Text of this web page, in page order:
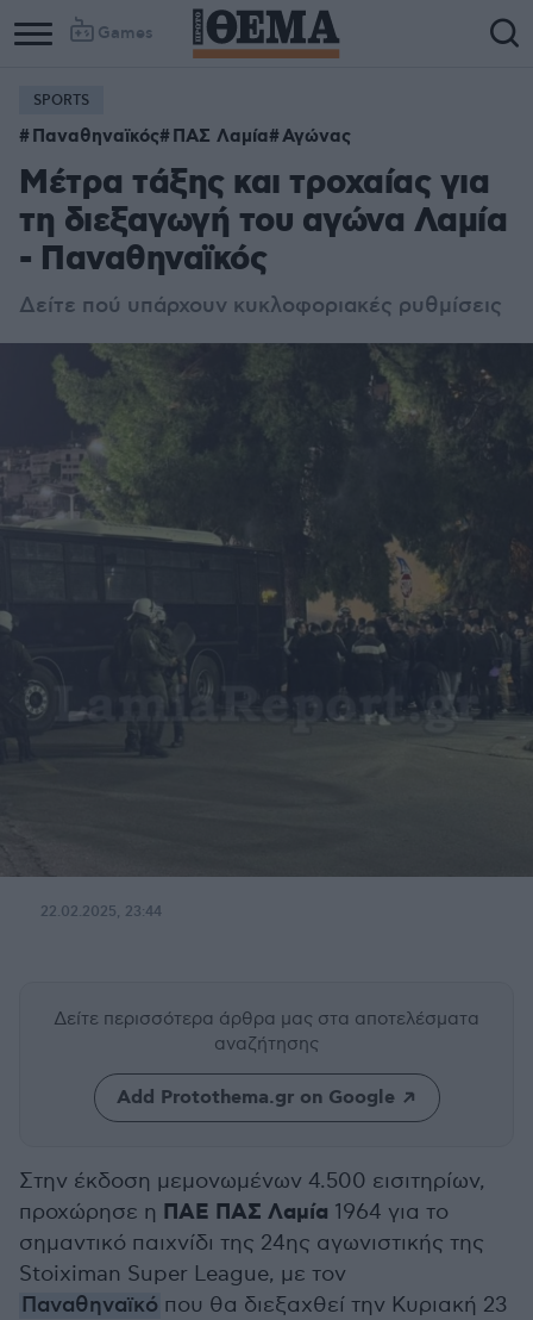
Games
SPORTS
Παναθηναϊκός ΠΑΣ Λαμία Αγώνας
Μέτρα τάξης και τροχαίας για
τη διεξαγωγή του αγώνα Λαμία
- Παναθηναϊκός
Δείτε πού υπάρχουν κυκλοφοριακές ρυθμίσεις
22.02.2025, 23:44
Δείτε περισσότερα άρθρα μας στα αποτελέσματα
αναζήτησης
Add Protothema.gr on Google
Στην έκδοση μεμονωμένων 4.500 εισιτηρίων,
προχώρησε η ΠΑΕ ΠΑΣ Λαμία 1964 για το
σημαντικό παιχνίδι της 24ης αγωνιστικής της
Stoiximan Super League, με τον
Παναθηναϊκό που θα διεξαχθεί την Κυριακή 23